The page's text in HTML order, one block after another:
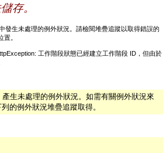
存。
發生未處理的例外狀況。請檢閱堆疊追蹤以取得錯誤的
。
工作階段狀態已經建立工作階段 ID，但由於
生未處理的例外狀況。如需有關例外狀況來
的例外狀況堆疊追蹤取得。